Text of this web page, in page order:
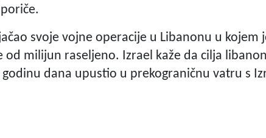
svoje vojne operacije u Libanonu u kojem
od milijun raseljeno. Izrael kaže da cilja
dana upustio u prekograničnu vatru s